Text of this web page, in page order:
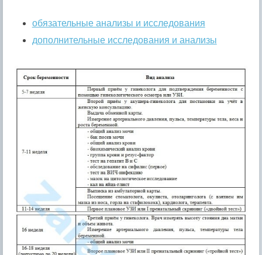
обязательные анализы и исследования
дополнительные исследования и анализы